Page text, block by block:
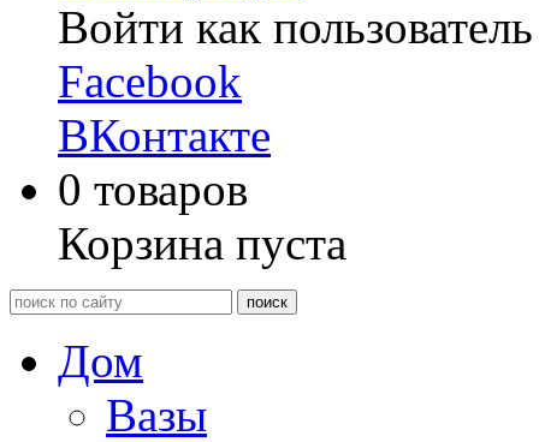
Войти как пользователь
Facebook
ВКонтакте
0 товаров
Корзина пуста
Дом
Вазы